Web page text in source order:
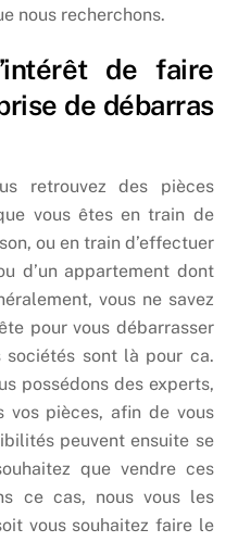
nous recherchons.
de faire
de débarras
retrouvez des pièces
vous êtes en train de
ou en train d’effectuer
d’un appartement dont
vous ne savez
pour vous débarrasser
sont là pour ca.
possédons des experts,
vos pièces, afin de vous
peuvent ensuite se
que vendre ces
ce cas, nous vous les
vous souhaitez faire le